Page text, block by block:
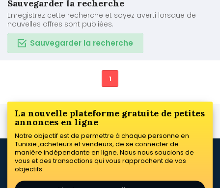
Sauvegarder la recherche
Enregistrez cette recherche et soyez averti lorsque de
nouvelles offres sont publiées.
Sauvegarder la recherche
1
La nouvelle plateforme gratuite de petites
annonces en ligne
Notre objectif est de permettre à chaque personne en
Tunisie ,acheteurs et vendeurs, de se connecter de
manière indépendante en ligne. Nous nous soucions de
vous et des transactions qui vous rapprochent de vos
objectifs.